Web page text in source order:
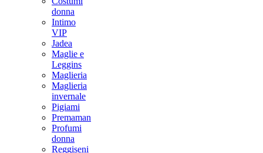
donna
Intimo
VIP
Jadea
Maglie e
Leggins
Maglieria
Maglieria
invernale
Pigiami
Premaman
Profumi
donna
Reggiseni